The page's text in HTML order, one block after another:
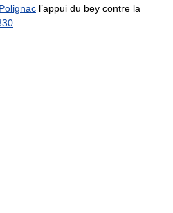
Polignac l’appui du bey contre la